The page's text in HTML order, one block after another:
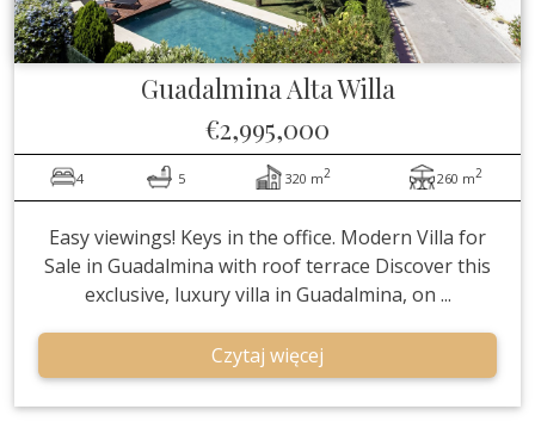
Guadalmina AltaWilla
€2,995,000
4 5 320 m2 260 m2
Easy viewings! Keys in the office. Modern Villa for
Sale in Guadalmina with roof terrace Discover this
exclusive, luxury villa in Guadalmina, on ...
Czytaj więcej